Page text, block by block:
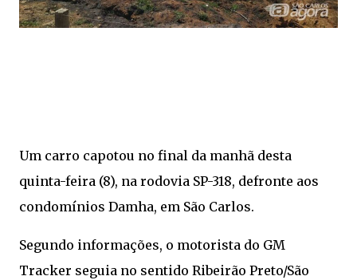
Um carro capotou no final da manhã desta
quinta-feira (8), na rodovia SP-318, defronte aos
condomínios Damha, em São Carlos.
Segundo informações, o motorista do GM
Tracker seguia no sentido Ribeirão Preto/São